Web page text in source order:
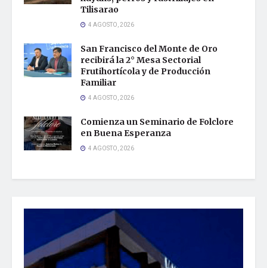
Tilisarao
4 AGOSTO, 2026
San Francisco del Monte de Oro
recibirá la 2° Mesa Sectorial
Frutihortícola y de Producción
Familiar
4 AGOSTO, 2026
Comienza un Seminario de Folclore
en Buena Esperanza
4 AGOSTO, 2026